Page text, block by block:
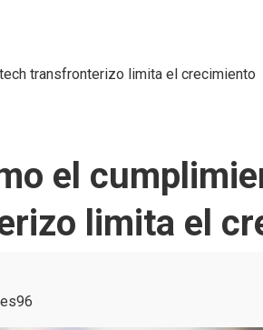
transfronterizo limita el crecimiento
el
limita el
96